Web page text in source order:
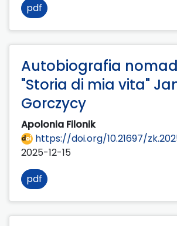
pdf
Autobiografia
"Storia di mia vita"
Gorczycy
Apolonia Filonik
https://doi.org/10.21697/
2025-12-15
pdf